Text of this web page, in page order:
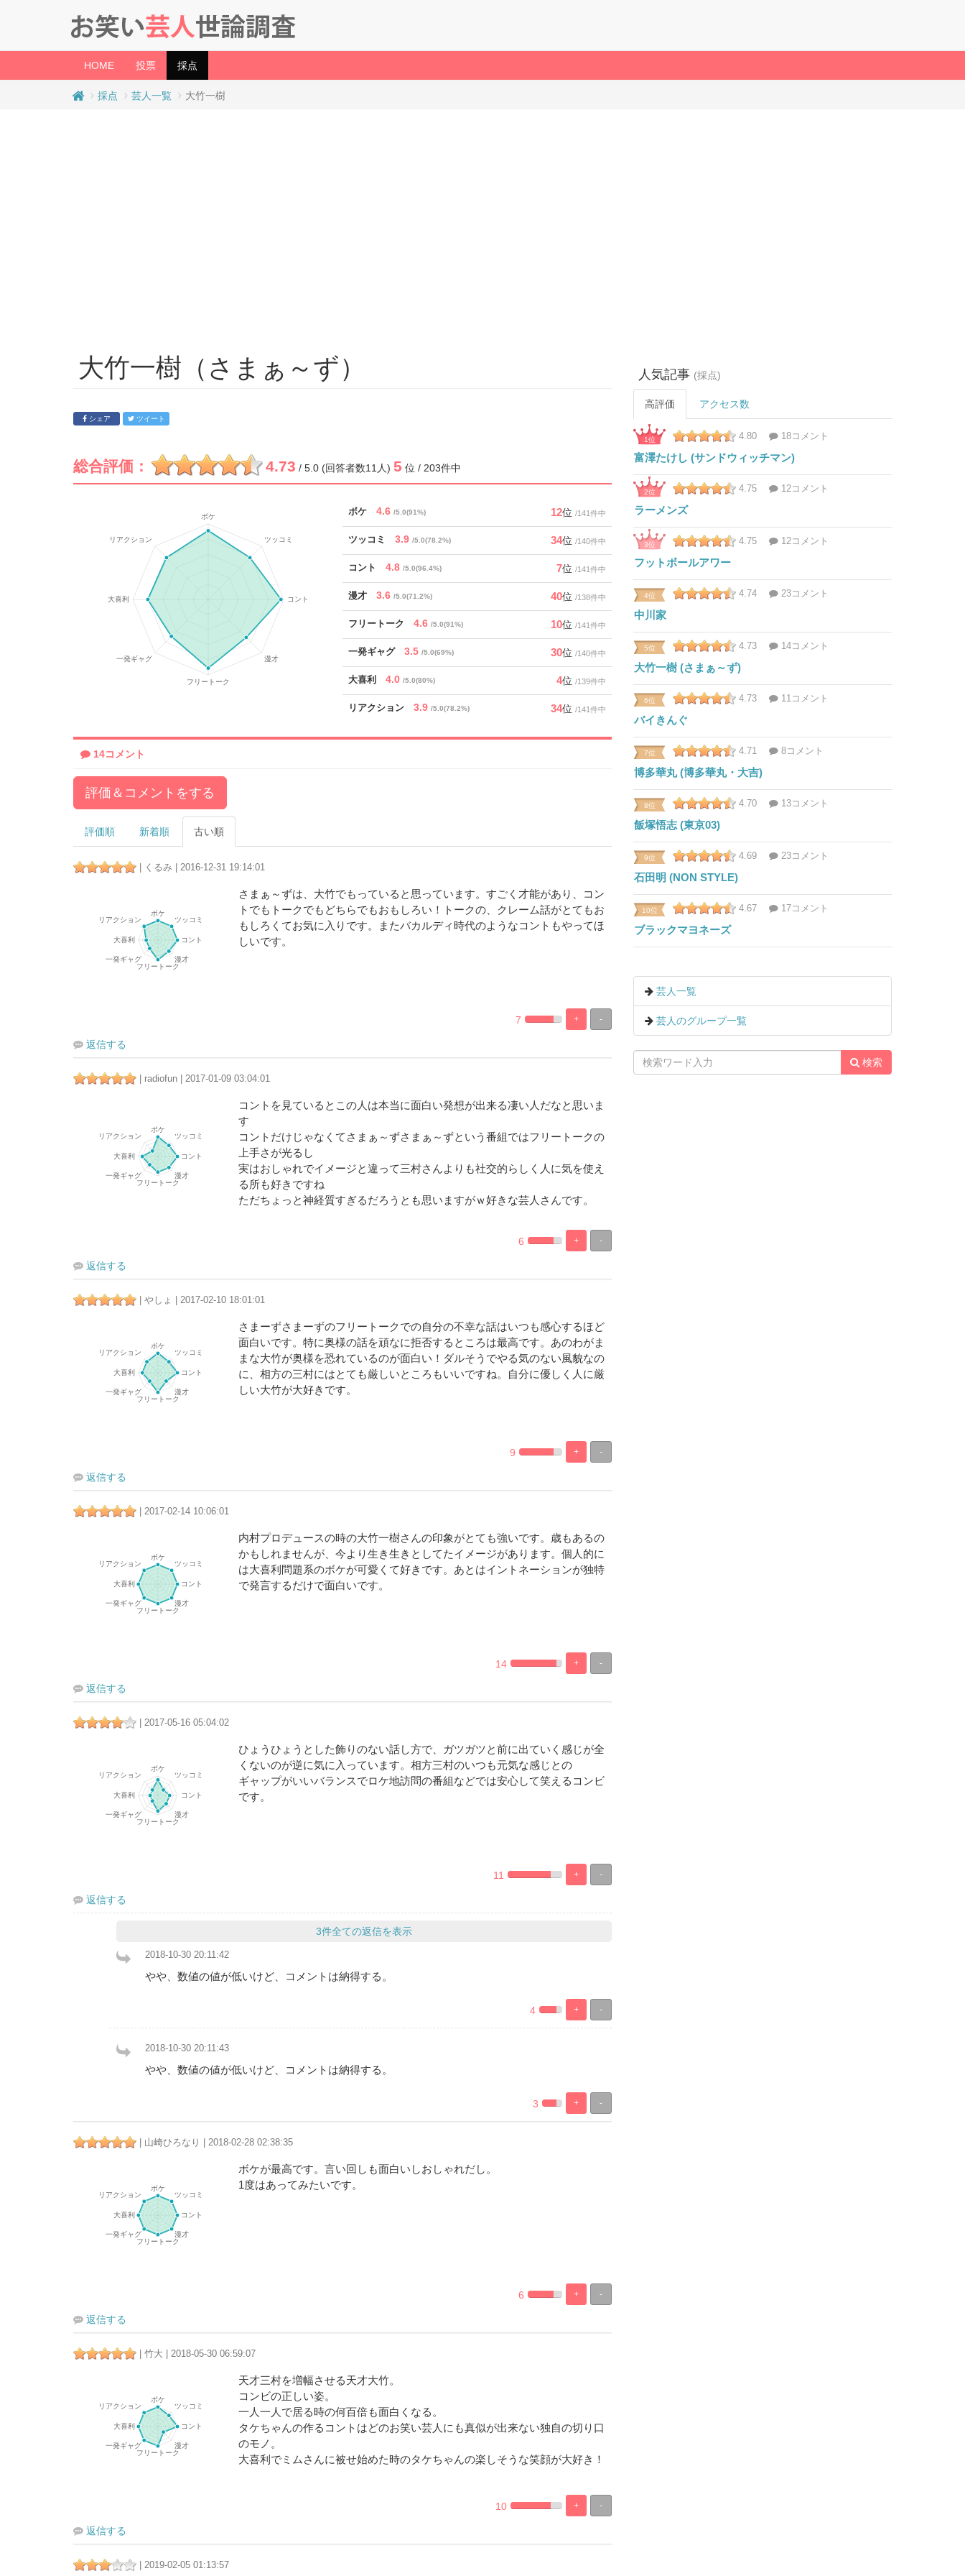
HOME 投票 採点
採点 芸人一覧 大竹一樹
大竹一樹（さまぁ～ず）
シェア ツイート
総合評価： 4.73 / 5.0 (回答者数11人) 5 位 / 203件中
ボケ 4.6 /5.0(91%) 12位 /141件中
ツッコミ 3.9 /5.0(78.2%) 34位 /140件中
コント 4.8 /5.0(96.4%) 7位 /141件中
漫才 3.6 /5.0(71.2%) 40位 /138件中
フリートーク 4.6 /5.0(91%) 10位 /141件中
一発ギャグ 3.5 /5.0(69%) 30位 /140件中
大喜利 4.0 /5.0(80%) 4位 /139件中
リアクション 3.9 /5.0(78.2%) 34位 /141件中
14コメント
評価＆コメントをする
評価順 新着順 古い順
| くるみ | 2016-12-31 19:14:01
さまぁ～ずは、大竹でもっていると思っています。すごく才能があり、コン
トでもトークでもどちらでもおもしろい！トークの、クレーム話がとてもお
もしろくてお気に入りです。またバカルディ時代のようなコントもやってほ
しいです。
-
+
%
100%
7
返信する
| radiofun | 2017-01-09 03:04:01
コントを見ているとこの人は本当に面白い発想が出来る凄い人だなと思いま
す
コントだけじゃなくてさまぁ～ずさまぁ～ずという番組ではフリートークの
上手さが光るし
実はおしゃれでイメージと違って三村さんよりも社交的らしく人に気を使え
る所も好きですね
ただちょっと神経質すぎるだろうとも思いますがｗ好きな芸人さんです。
-
+
%
100%
6
返信する
| やしょ | 2017-02-10 18:01:01
さまーずさまーずのフリートークでの自分の不幸な話はいつも感心するほど
面白いです。特に奥様の話を頑なに拒否するところは最高です。あのわがま
まな大竹が奥様を恐れているのが面白い！ダルそうでやる気のない風貌なの
に、相方の三村にはとても厳しいところもいいですね。自分に優しく人に厳
しい大竹が大好きです。
-
+
%
100%
9
返信する
| 2017-02-14 10:06:01
内村プロデュースの時の大竹一樹さんの印象がとても強いです。歳もあるの
かもしれませんが、今より生き生きとしてたイメージがあります。個人的に
は大喜利問題系のボケが可愛くて好きです。あとはイントネーションが独特
で発言するだけで面白いです。
-
+
%
100%
14
返信する
| 2017-05-16 05:04:02
ひょうひょうとした飾りのない話し方で、ガツガツと前に出ていく感じが全
くないのが逆に気に入っています。相方三村のいつも元気な感じとの
ギャップがいいバランスでロケ地訪問の番組などでは安心して笑えるコンビ
です。
-
+
%
100%
11
返信する
3件全ての返信を表示
2018-10-30 20:11:42
やや、数値の値が低いけど、コメントは納得する。
-
+
%
Complete
100%
Complete
4
2018-10-30 20:11:43
やや、数値の値が低いけど、コメントは納得する。
-
+
%
Complete
100%
Complete
3
| 山崎ひろなり | 2018-02-28 02:38:35
ボケが最高です。言い回しも面白いしおしゃれだし。
1度はあってみたいです。
-
+
%
100%
6
返信する
| 竹大 | 2018-05-30 06:59:07
天才三村を増幅させる天才大竹。
コンビの正しい姿。
一人一人で居る時の何百倍も面白くなる。
タケちゃんの作るコントはどのお笑い芸人にも真似が出来ない独自の切り口
のモノ。
大喜利でミムさんに被せ始めた時のタケちゃんの楽しそうな笑顔が大好き！
-
+
%
100%
10
返信する
| 2019-02-05 01:13:57
人気記事 (採点)
高評価 アクセス数
1位 4.80 18コメント
富澤たけし (サンドウィッチマン)
2位 4.75 12コメント
ラーメンズ
3位 4.75 12コメント
フットボールアワー
4位 4.74 23コメント
中川家
5位 4.73 14コメント
大竹一樹 (さまぁ～ず)
6位 4.73 11コメント
バイきんぐ
7位 4.71 8コメント
博多華丸 (博多華丸・大吉)
8位 4.70 13コメント
飯塚悟志 (東京03)
9位 4.69 23コメント
石田明 (NON STYLE)
10位 4.67 17コメント
ブラックマヨネーズ
芸人一覧
芸人のグループ一覧
検索